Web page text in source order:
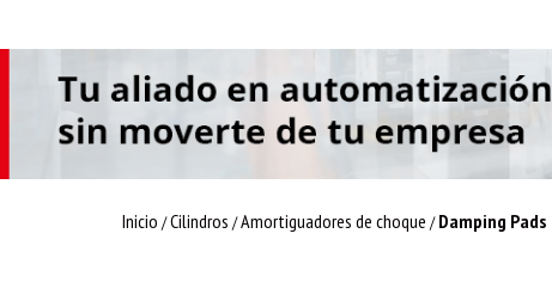
Inicio /Cilindros /Amortiguadores de choque / Damping Pads